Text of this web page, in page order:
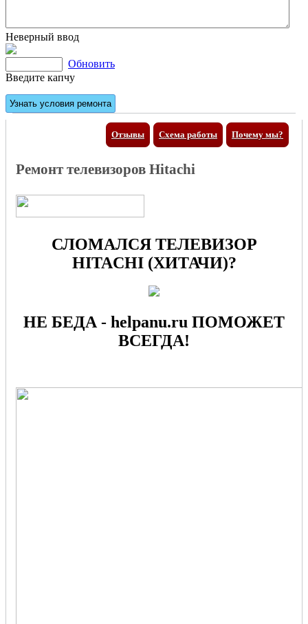
Неверный ввод
Обновить
Введите капчу
Отзывы Почему мы?
Схема работы
Ремонт телевизоров Hitachi
СЛОМАЛСЯ ТЕЛЕВИЗОР
HITACHI (ХИТАЧИ)?
НЕ БЕДА - helpanu.ru ПОМОЖЕТ
ВСЕГДА!